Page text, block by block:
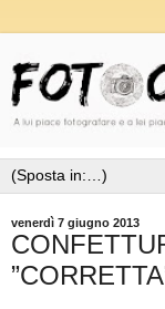
venerdì 7 giugno 2013